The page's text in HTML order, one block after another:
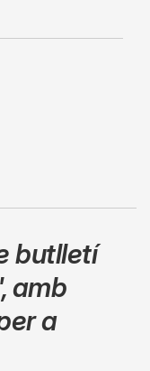
butlletí
,amb
a